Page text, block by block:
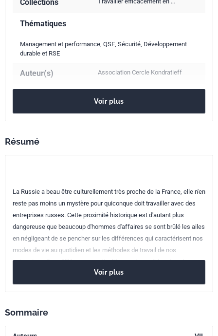
Collections
Thématiques
Management et performance, QSE, Sécurité, Développement
durable et RSE
Auteur(s) Association Cercle Kondratieff
Nombre de pages 218 p.
ISBN
03.100.01Organisation et gestion d'entreprise en général
Voir plus
Résumé
La Russie a beau être culturellement très proche de la France, elle n'en
reste pas moins un mystère pour quiconque doit travailler avec des
entreprises russes. Cette proximité historique est d'autant plus
dangereuse que beaucoup d'hommes d'affaires se sont brûlé les ailes
en négligeant de se pencher sur les différences qui caractérisent nos
modes de vie au quotidien et les méthodes de travail de nos
entreprises. Des différences particulièrement sensibles dans le
domaine de la négociation, véritable nerf de la guerre ! Les membres
du Cercle Kondratieff, tous riches d'une longue expérience avec la
véritable vade-mecum du négociateur. Cet ouvrage est bourré
conseils pertinents qui vous aideront à comprendre et à décrypter
Voir plus
Sommaire